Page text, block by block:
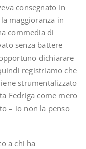
consegnato in
maggioranza in
commedia di
senza battere
dichiarare
registriamo che
strumentalizzato
Fedriga come mero
– io non la penso
a chi ha